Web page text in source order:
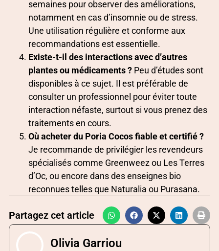
semaines pour observer des améliorations,
notamment en cas d’insomnie ou de stress.
Une utilisation régulière et conforme aux
recommandations est essentielle.
Existe-t-il des interactions avec d’autres
plantes ou médicaments ? Peu d’études sont
disponibles à ce sujet. Il est préférable de
consulter un professionnel pour éviter toute
interaction néfaste, surtout si vous prenez des
traitements en cours.
Où acheter du Poria Cocos fiable et certifié ?
Je recommande de privilégier les revendeurs
spécialisés comme Greenweez ou Les Terres
d’Oc, ou encore dans des enseignes bio
reconnues telles que Naturalia ou Purasana.
Partagez cet article
Olivia Garriou